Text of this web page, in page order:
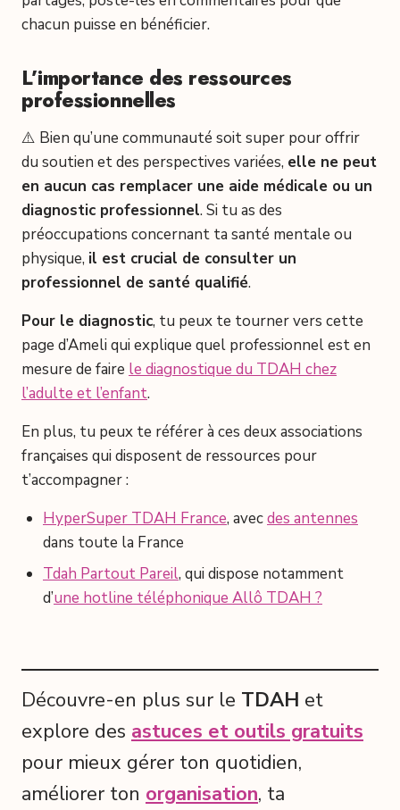
chacun puisse en bénéficier.
L’importance des ressources
professionnelles
⚠️ Bien qu’une communauté soit super pour offrir
du soutien et des perspectives variées, elle ne peut
en aucun cas remplacer une aide médicale ou un
diagnostic professionnel. Si tu as des
préoccupations concernant ta santé mentale ou
physique, il est crucial de consulter un
professionnel de santé qualifié.
Pour le diagnostic, tu peux te tourner vers cette
page d’Ameli qui explique quel professionnel est en
mesure de faire le diagnostique du TDAH chez
l’adulte et l’enfant.
En plus, tu peux te référer à ces deux associations
françaises qui disposent de ressources pour
t’accompagner :
HyperSuper TDAH France, avecdes antennes
dans toute la France
Tdah Partout Pareil, qui dispose notamment
d’une hotline téléphonique Allô TDAH ?
Découvre-en plus sur le TDAH et
explore des astuces et outils gratuits
pour mieux gérer ton quotidien,
améliorer ton organisation, ta